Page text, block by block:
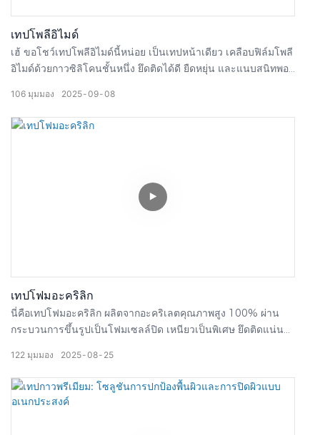
เทปโพลีอิไมด์
เฮ้ ขอโชว์เทปโพลีอิไมด์นี้หน่อย เป็นเทปหน้าเดียว เคลือบฟิล์มโพลี
อิไมด์ด้วยกาวซิลิโคนชั้นหนึ่ง ยึดติดได้ดี ยืดหยุ่น และแนบสนิทพอดี
แรงดึงสูงมาก มาทดสอบกันสั้นๆ ว่าเมื่อเปลวไฟด้านนอกมีอุณหภูมิ
สูงกว่า 300°C ลองทดสอบดูว่าเทปนี้สามารถปกป้องโต๊ะของเราได้
ป้องกัน PCB, การยึดแบตเตอรี่และฉนวน ใช้งานได้กับเตาอบ
อุณหภูมิสูง, ฉนวนสายเคเบิลอากาศยาน, โมดูลแบตเตอรี่ไฟฟ้า
2025 09 08
106 มุมมอง
เทปโฟมอะคริลิก
นี่คือเทปโฟมอะคริลิก ผลิตจากอะคริเลตคุณภาพสูง 100% ผ่าน
กระบวนการขึ้นรูปเป็นโฟมเซลล์ปิด เหนียวเป็นพิเศษ ยึดติดแน่น
ทนทานต่ออุณหภูมิ สภาพอากาศ และรังสียูวีได้อย่างดีเยี่ยม ลองดูสิ
ยืดหยุ่นได้ 100% ช่วยลดแรงกระแทกและดูดซับแรงกระแทก ด้วย
วิธีนี้ ชิ้นส่วนที่ยึดติดจะไม่แตกหัก เหมาะอย่างยิ่งสำหรับการป้องกัน
2025 08 25
122 มุมมอง